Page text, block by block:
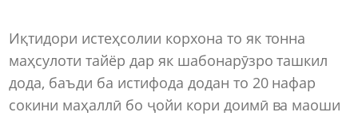
Иқтидори истеҳсолии корхона то як тонна
маҳсулоти тайёр дар як шабонарӯзро ташкил
дода, баъди ба истифода додан то 20 нафар
сокини маҳаллӣ бо ҷойи кори доимӣ ва маоши